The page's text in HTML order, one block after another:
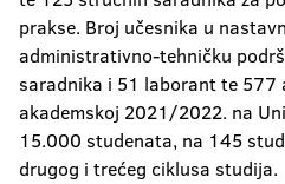
prakse. Broj učesnika u
administrativno-tehničku
saradnika i 51 laborant te
akademskoj 2021/2022. na
15.000 studenata, na 145
drugog i trećeg ciklusa studija.